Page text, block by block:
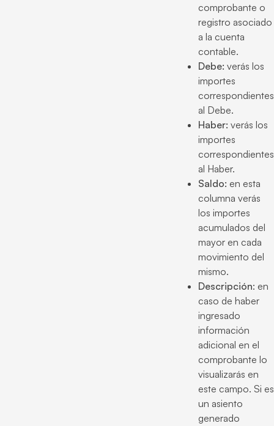
comprobante o
registro asociado
a la cuenta
contable.
Debe: verás los
importes
correspondientes
al Debe.
Haber: verás los
importes
correspondientes
al Haber.
Saldo: en esta
columna verás
los importes
acumulados del
mayor en cada
movimiento del
mismo.
Descripción: en
caso de haber
ingresado
información
adicional en el
comprobante lo
visualizarás en
este campo. Si es
un asiento
generado